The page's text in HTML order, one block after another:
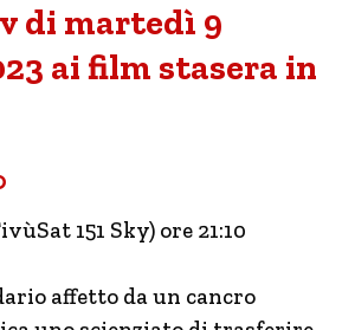
di martedì 9
ai film stasera in
151 Sky) ore 21:10
affetto da un cancro